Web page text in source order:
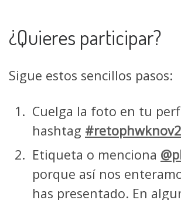
¿Quieres participar?
Sigue estos sencillos pasos:
Cuelga la foto en tu
hashtag
Etiqueta o menciona
porque así nos
has presentado. En